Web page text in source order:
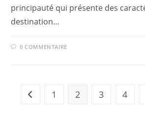
principauté qui présente des
destination…
0 COMMENTAIRE
Go to the previous page
1 2 3 4